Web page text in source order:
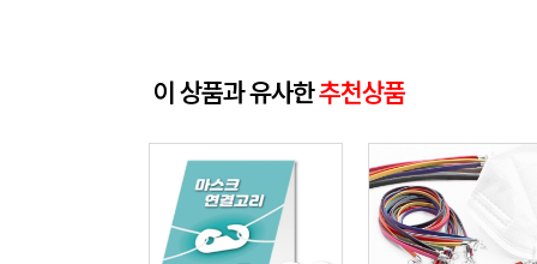
이 상품과 유사한추천상품